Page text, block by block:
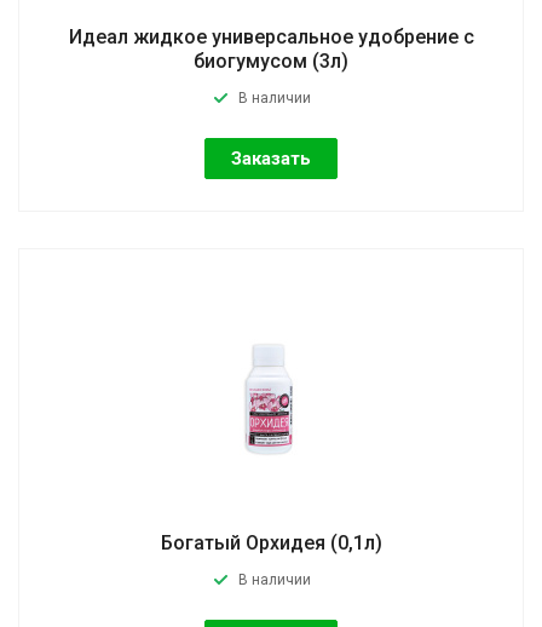
Идеал жидкое универсальное удобрение с
биогумусом (3л)
В наличии
Заказать
Богатый Орхидея (0,1л)
В наличии